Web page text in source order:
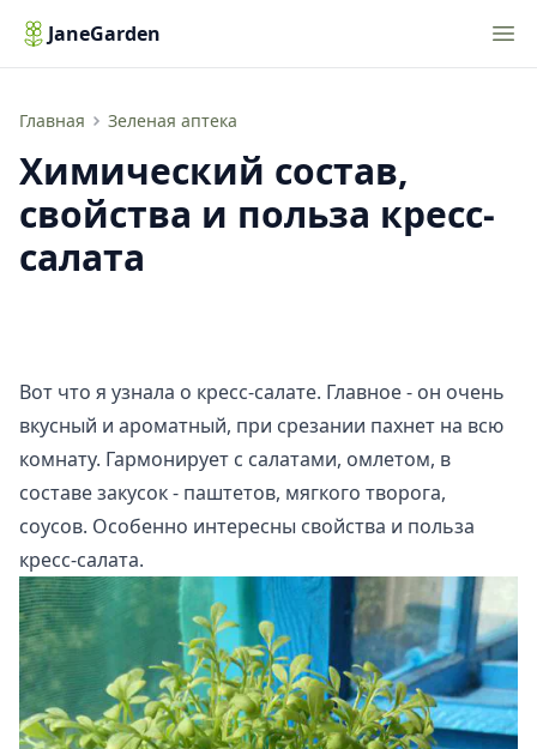
JaneGarden
Главная Зеленая аптека
Химический состав, свойства и польза кресс-салата
Химический состав,
свойства и польза кресс-
салата
Вот что я узнала о кресс-салате. Главное - он очень
вкусный и ароматный, при срезании пахнет на всю
комнату. Гармонирует с салатами, омлетом, в
составе закусок - паштетов, мягкого творога,
соусов. Особенно интересны свойства и польза
кресс-салата.